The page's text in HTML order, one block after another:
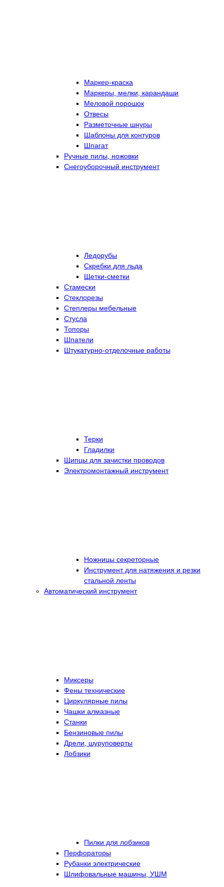
Маркер-краска
Маркеры, мелки, карандаши
Меловой порошок
Отвесы
Разметочные шнуры
Шаблоны для контуров
Шпагат
Ручные пилы, ножовки
Снегоуборочный инструмент
Ледорубы
Скребки для льда
Щетки-сметки
Стамески
Стеклорезы
Степлеры мебельные
Стусла
Топоры
Шпатели
Штукатурно-отделочные работы
Терки
Гладилки
Щипцы для зачистки проводов
Электромонтажный инструмент
Ножницы секреторные
Инструмент для натяжения и резки
стальной ленты
Автоматический инструмент
Миксеры
Фены технические
Циркулярные пилы
Чашки алмазные
Станки
Бензиновые пилы
Дрели, шуруповерты
Лобзики
Пилки для лобзиков
Перфораторы
Рубанки электрические
Шлифовальные машины, УШМ